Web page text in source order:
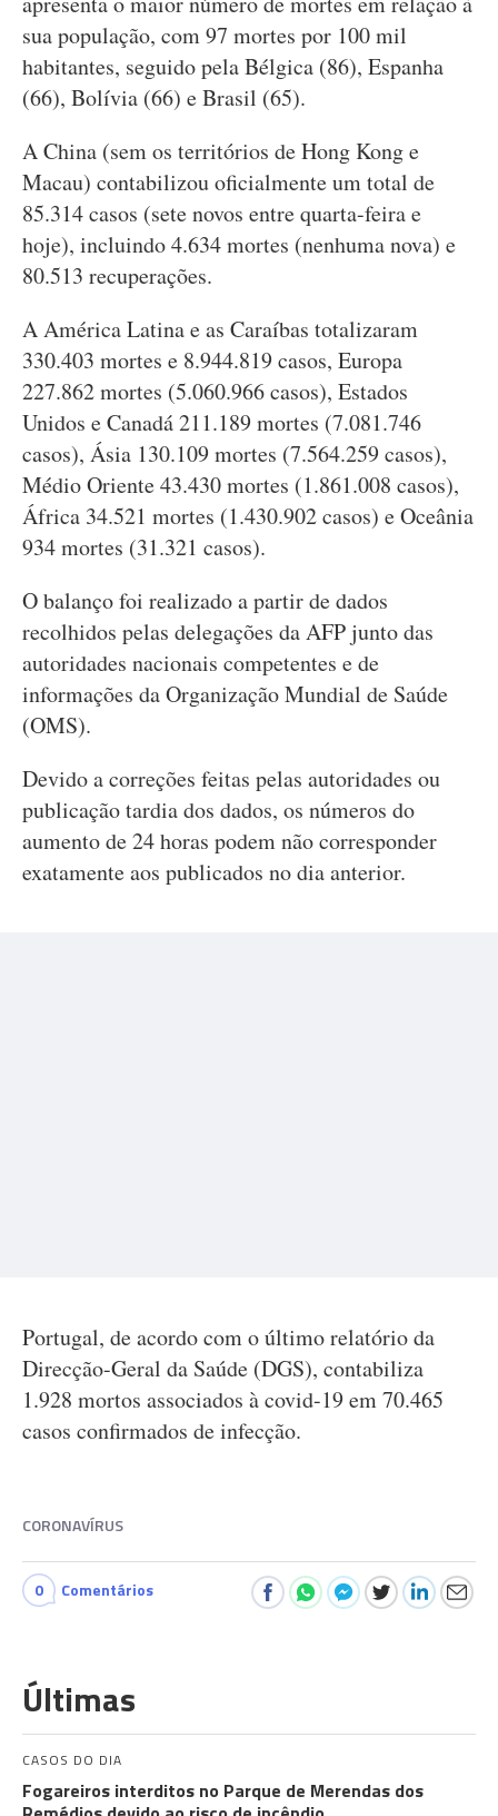
sua população, com 97 mortes por 100 mil
habitantes, seguido pela Bélgica (86), Espanha
(66), Bolívia (66) e Brasil (65).
A China (sem os territórios de Hong Kong e
Macau) contabilizou oficialmente um total de
85.314 casos (sete novos entre quarta-feira e
hoje), incluindo 4.634 mortes (nenhuma nova) e
80.513 recuperações.
A América Latina e as Caraíbas totalizaram
330.403 mortes e 8.944.819 casos, Europa
227.862 mortes (5.060.966 casos), Estados
Unidos e Canadá 211.189 mortes (7.081.746
casos), Ásia 130.109 mortes (7.564.259 casos),
Médio Oriente 43.430 mortes (1.861.008 casos),
África 34.521 mortes (1.430.902 casos) e Oceânia
934 mortes (31.321 casos).
O balanço foi realizado a partir de dados
recolhidos pelas delegações da AFP junto das
autoridades nacionais competentes e de
informações da Organização Mundial de Saúde
(OMS).
Devido a correções feitas pelas autoridades ou
publicação tardia dos dados, os números do
aumento de 24 horas podem não corresponder
exatamente aos publicados no dia anterior.
Portugal, de acordo com o último relatório da
Direcção-Geral da Saúde (DGS), contabiliza
1.928 mortos associados à covid-19 em 70.465
casos confirmados de infecção.
CORONAVÍRUS
0 Comentários
Últimas
CASOS DO DIA
Fogareiros interditos no Parque de Merendas dos